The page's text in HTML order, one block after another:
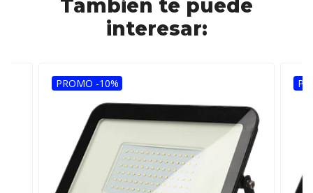
También te puede
interesar:
PROMO -10%